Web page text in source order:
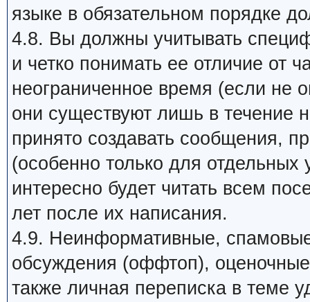
языке в обязательном порядке
4.8. Вы должны учитывать
и четко понимать ее отличие от
неограниченное время (если не
они существуют лишь в течение
принято создавать сообщения,
(особенно только для
интересно будет читать всем
лет после их написания.
4.9. Неинформативные,
обсуждения (оффтоп),
также личная переписка в теме